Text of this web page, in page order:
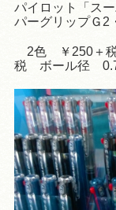
パイロット「ス
パーグリップＧ2
2色 ￥250＋
税 ボール径